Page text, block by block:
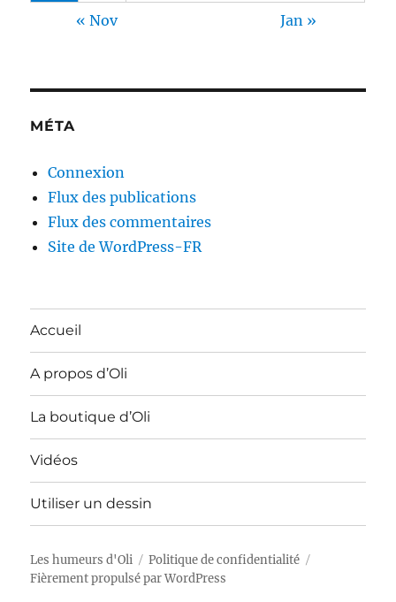
« Nov Jan »
MÉTA
Connexion
Flux des publications
Flux des commentaires
Site de WordPress-FR
Accueil
A propos d’Oli
La boutique d’Oli
Vidéos
Utiliser un dessin
Les humeurs d'Oli
Politique de confidentialité
Fièrement propulsé par WordPress